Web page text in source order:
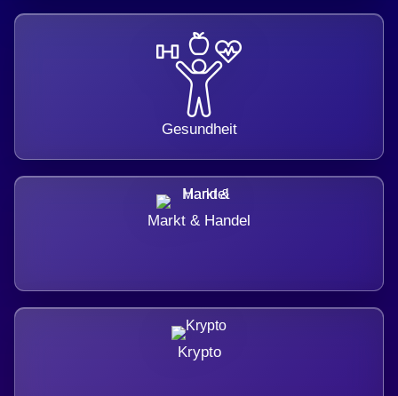
Gesundheit
Markt & Handel
Krypto